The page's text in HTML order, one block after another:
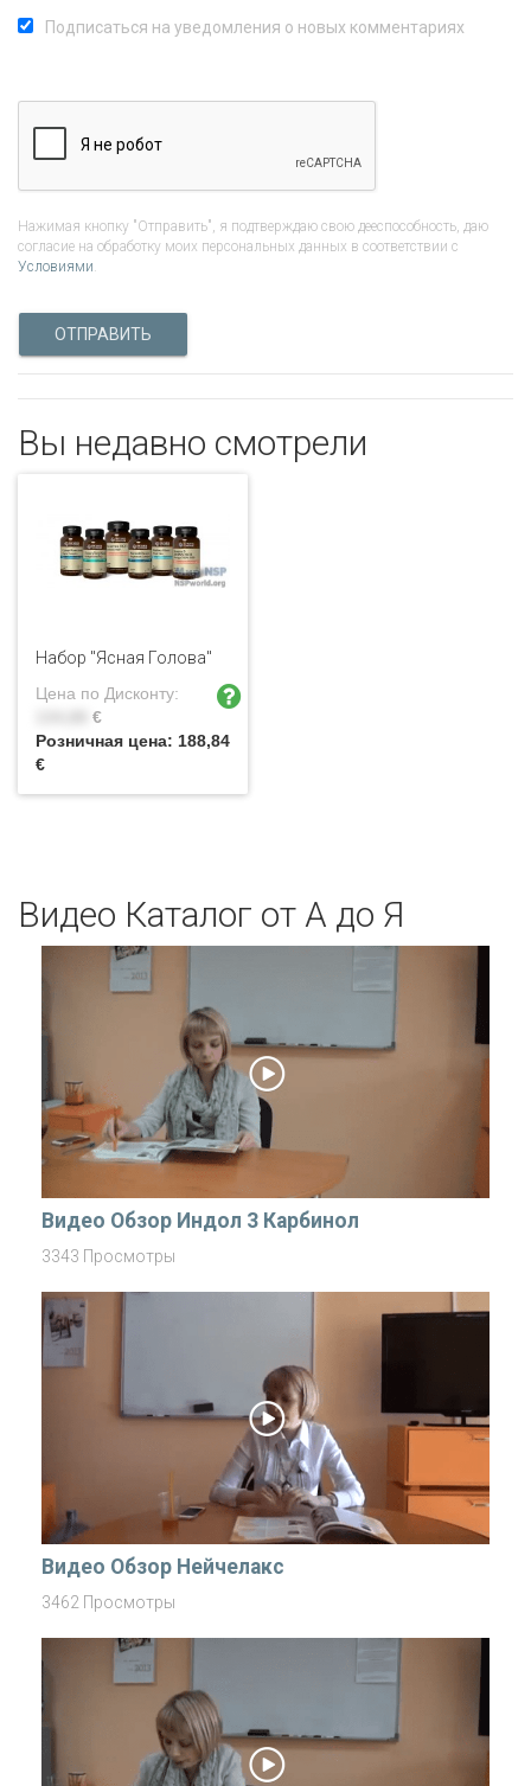
Подписаться на уведомления о новых комментариях
Нажимая кнопку "Отправить", я подтверждаю свою дееспособность, даю
согласие на обработку моих персональных данных в соответствии с
Условиями.
ОТПРАВИТЬ
Вы недавно смотрели
Набор "Ясная Голова"
Цена по Дисконту:
€
Розничная цена: 188,84
€
Видео Каталог от А до Я
Видео Обзор Индoл 3 Карбинол
3343 Просмотры
Видео Обзор Нейчелакс
3462 Просмотры